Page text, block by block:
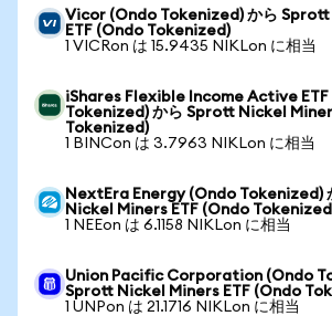
Vicor (Ondo Tokenized) から
ETF (Ondo Tokenized)
1 VICRon は 15.9435 NIKLon に相当
iShares Flexible Income Active
Tokenized) から Sprott Nickel
Tokenized)
1 BINCon は 3.7963 NIKLon に相当
NextEra Energy (Ondo Tokenized)
Nickel Miners ETF (Ondo
1 NEEon は 6.1158 NIKLon に相当
Union Pacific Corporation (Ondo
Sprott Nickel Miners ETF (Ondo
1 UNPon は 21.1716 NIKLon に相当